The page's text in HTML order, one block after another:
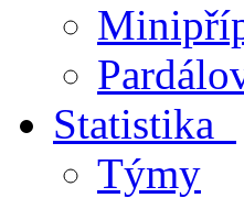
Statistika
Týmy